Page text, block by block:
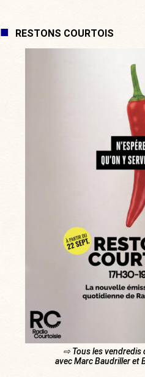
RESTONS COURTOIS
⇨ Tous les vendredis
avec Marc Baudriller et